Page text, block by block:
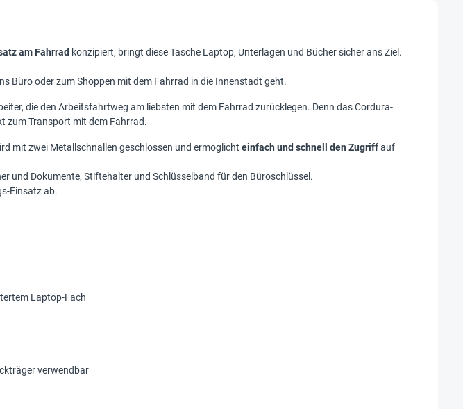
am Fahrrad konzipiert, bringt diese Tasche Laptop, Unterlagen und Bücher sicher ans Ziel.
Büro oder zum Shoppen mit dem Fahrrad in die Innenstadt geht.
die den Arbeitsfahrtweg am liebsten mit dem Fahrrad zurücklegen. Denn das Cordura-
zum Transport mit dem Fahrrad.
mit zwei Metallschnallen geschlossen und ermöglicht einfach und schnell den Zugriffauf
und Dokumente, Stiftehalter und Schlüsselband für den Büroschlüssel.
Einsatz ab.
Laptop-Fach
verwendbar